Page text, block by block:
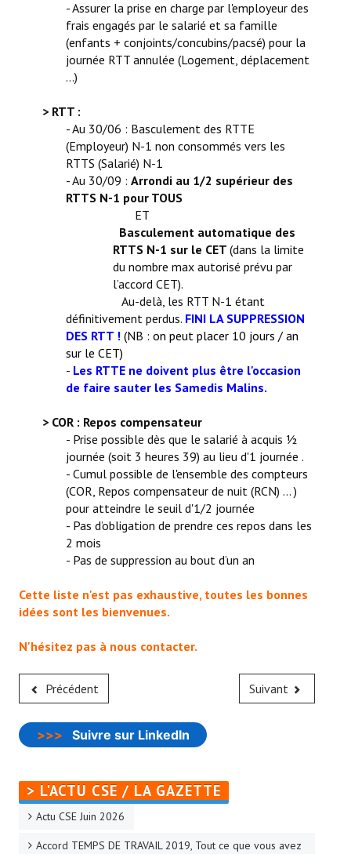
- Assurer la prise en charge par l'employeur des
frais engagés par le salarié et sa famille
(enfants + conjoints/concubins/pacsé) pour la
journée RTT annulée (Logement, déplacement
...)
> RTT :
- Au 30/06 : Basculement des RTTE
(Employeur) N-1 non consommés vers les
RTTS (Salarié) N-1
- Au 30/09 : Arrondi au 1/2 supérieur des
RTTS N-1 pour TOUS
ET
Basculement automatique des
RTTS N-1 sur le CET (dans la limite
du nombre max autorisé prévu par
l’accord CET).
Au-delà, les RTT N-1 étant
définitivement perdus. FINI LA SUPPRESSION
DES RTT ! (NB : on peut placer 10 jours / an
sur le CET)
- Les RTTE ne doivent plus être l'occasion
de faire sauter les Samedis Malins.
> COR : Repos compensateur
- Prise possible dès que le salarié à acquis ½
journée (soit 3 heures 39) au lieu d'1 journée .
- Cumul possible de l'ensemble des compteurs
(COR, Repos compensateur de nuit (RCN) ... )
pour atteindre le seuil d'1/2 journée
- Pas d’obligation de prendre ces repos dans les
2 mois
- Pas de suppression au bout d’un an
Cette liste n'est pas exhaustive, toutes les bonnes
idées sont les bienvenues.
N'hésitez pas à nous contacter.
Précédent Suivant
>>> Suivre sur LinkedIn
> L'ACTU CSE / LA GAZETTE
Actu CSE Juin 2026
Accord TEMPS DE TRAVAIL 2019, Tout ce que vous avez